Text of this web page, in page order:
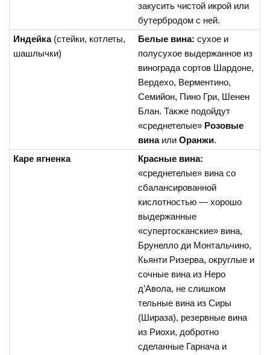
закусить чистой икрой или
бутербродом с ней.
Индейка(стейки, котлеты,
шашлычки)
Белые вина: сухое и
полусухое выдержанное из
винограда сортов Шардоне,
Вердехо, Верментино,
Семийон, Пино Гри, Шенен
Блан. Также подойдут
«среднетелые» Розовые
винаилиОранжи.
Каре ягненка
Красные вина:
«среднетелые» вина со
сбалансированной
кислотностью — хорошо
выдержанные
«супертосканские» вина,
Брунелло ди Монтальчино,
Кьянти Ризерва, округлые и
сочные вина из Неро
д’Авола, не слишком
тельные вина из Сиры
(Шираза), резервные вина
из Риохи, добротно
сделанные Гарнача и